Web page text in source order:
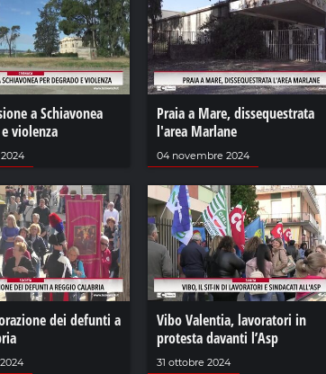
a Schiavonea
violenza
Praia a Mare, dissequestrata
l'area Marlane
04 novembre 2024
dei defunti a
Vibo Valentia, lavoratori in
protesta davanti l’Asp
31 ottobre 2024